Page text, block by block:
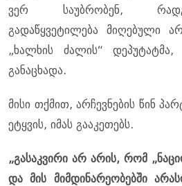
ვერ საუბრობენ,
გადაწყვეტილება მიღებული
„ხალხის ძალის“ დეპუტატმა,
განაცხადა.
მისი თქმით, არჩევნების წინ
ეტყვის, იმას გააკეთებს.
„გასაკვირი არ არის, რომ
და მის მიმდინარეობებში